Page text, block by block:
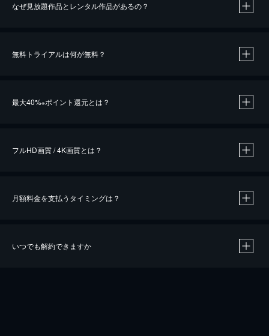
なぜ見放題作品とレンタル作品があるの？
無料トライアルは何が無料？
最大40%※ポイント還元とは？
※40％ポイント還元の対象は、クレジットカード決済による作品の購入 / レンタルです。
フルHD画質 / 4K画質とは？
月額料金を支払うタイミングは？
いつでも解約できますか